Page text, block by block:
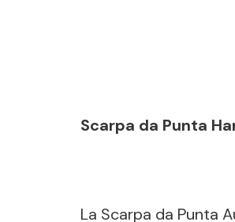
Scarpa da Punta
La Scarpa da Punta